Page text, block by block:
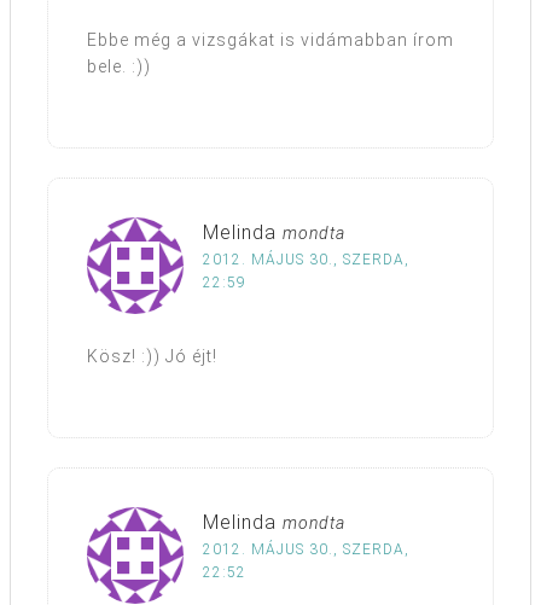
Ebbe még a vizsgákat is vidámabban írom
bele. :))
Melinda mondta
2012. MÁJUS 30., SZERDA,
22:59
Kösz! :)) Jó éjt!
Melinda mondta
2012. MÁJUS 30., SZERDA,
22:52